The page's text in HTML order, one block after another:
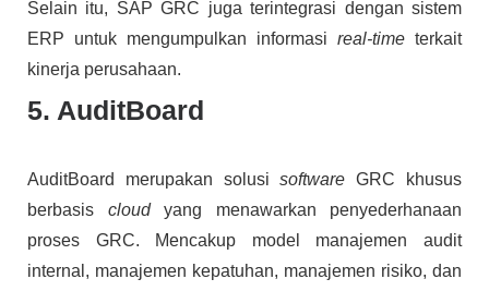
Selain itu, SAP GRC juga terintegrasi dengan sistem
ERP untuk mengumpulkan informasi real-time terkait
kinerja perusahaan.
5. AuditBoard
AuditBoard merupakan solusisoftware GRC khusus
berbasis cloudyang menawarkan penyederhanaan
proses GRC. Mencakup model manajemen audit
internal, manajemen kepatuhan, manajemen risiko, dan